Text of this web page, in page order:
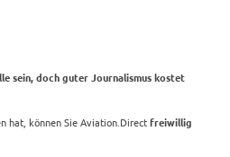
sein, doch guter Journalismus kostet
hat, können Sie Aviation.Direct freiwillig